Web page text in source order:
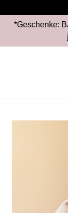
*Geschenke: